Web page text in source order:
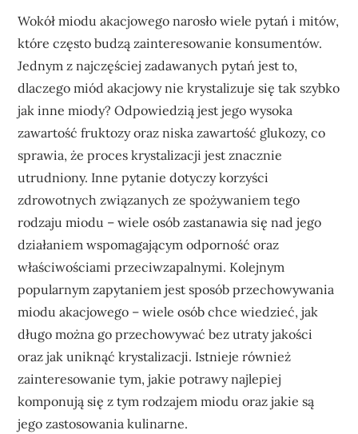
Wokół miodu akacjowego narosło wiele pytań i mitów,
które często budzą zainteresowanie konsumentów.
Jednym z najczęściej zadawanych pytań jest to,
dlaczego miód akacjowy nie krystalizuje się tak szybko
jak inne miody? Odpowiedzią jest jego wysoka
zawartość fruktozy oraz niska zawartość glukozy, co
sprawia, że proces krystalizacji jest znacznie
utrudniony. Inne pytanie dotyczy korzyści
zdrowotnych związanych ze spożywaniem tego
rodzaju miodu – wiele osób zastanawia się nad jego
działaniem wspomagającym odporność oraz
właściwościami przeciwzapalnymi. Kolejnym
popularnym zapytaniem jest sposób przechowywania
miodu akacjowego – wiele osób chce wiedzieć, jak
długo można go przechowywać bez utraty jakości
oraz jak uniknąć krystalizacji. Istnieje również
zainteresowanie tym, jakie potrawy najlepiej
komponują się z tym rodzajem miodu oraz jakie są
jego zastosowania kulinarne.